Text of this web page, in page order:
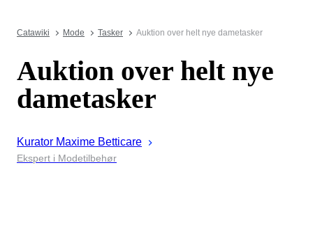
Catawiki Mode Tasker Auktion over helt nye dametasker
Auktion over helt nye
dametasker
Kurator Maxime Betticare
Ekspert i Modetilbehør